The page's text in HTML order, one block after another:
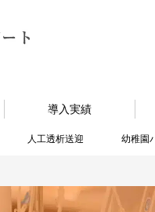
導入実績
人工透析送迎 幼稚園